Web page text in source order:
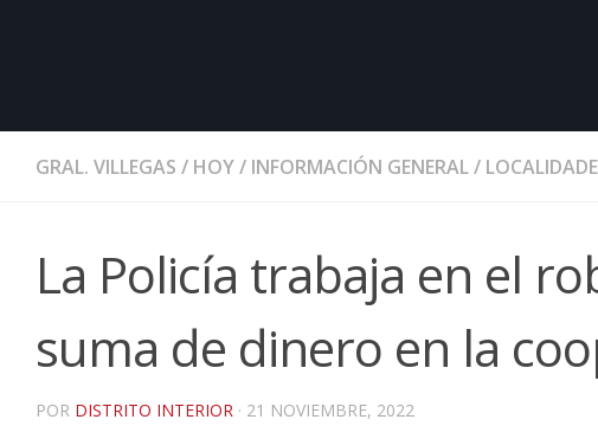
GRAL. VILLEGAS / HOY/ INFORMACIÓN GENERAL/
La Policía trabaja en el
suma de dinero en la
POR DISTRITO INTERIOR · 21 NOVIEMBRE, 2022